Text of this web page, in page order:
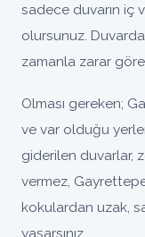
sadece duvarın iç
olursunuz.
zamanla zarar
Olması gereken;
ve var olduğu
giderilen duvarlar,
vermez,
kokulardan uzak,
yaşarsınız.